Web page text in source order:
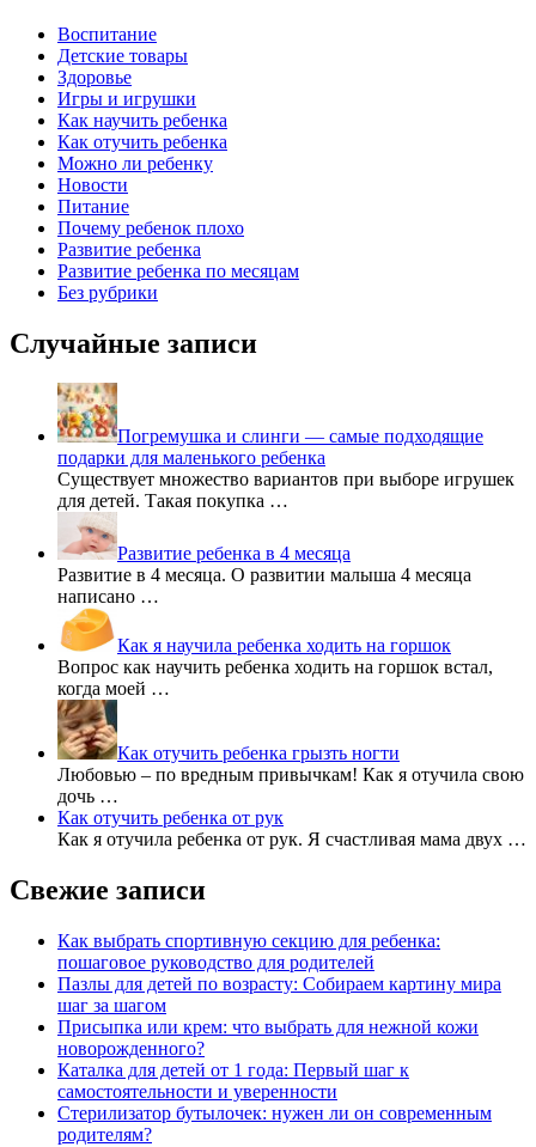
Воспитание
Детские товары
Здоровье
Игры и игрушки
Как научить ребенка
Как отучить ребенка
Можно ли ребенку
Новости
Питание
Почему ребенок плохо
Развитие ребенка
Развитие ребенка по месяцам
Без рубрики
Случайные записи
Погремушка и слинги — самые подходящие
подарки для маленького ребенка
Существует множество вариантов при выборе игрушек
для детей. Такая покупка …
Развитие ребенка в 4 месяца
Развитие в 4 месяца. О развитии малыша 4 месяца
написано …
Как я научила ребенка ходить на горшок
Вопрос как научить ребенка ходить на горшок встал,
когда моей …
Как отучить ребенка грызть ногти
Любовью – по вредным привычкам! Как я отучила свою
дочь …
Как отучить ребенка от рук
Как я отучила ребенка от рук. Я счастливая мама двух …
Свежие записи
Как выбрать спортивную секцию для ребенка:
пошаговое руководство для родителей
Пазлы для детей по возрасту: Собираем картину мира
шаг за шагом
Присыпка или крем: что выбрать для нежной кожи
новорожденного?
Каталка для детей от 1 года: Первый шаг к
самостоятельности и уверенности
Стерилизатор бутылочек: нужен ли он современным
родителям?